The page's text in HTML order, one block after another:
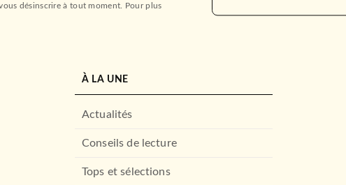
désinscrire à tout moment. Pour plus
À LA UNE
Actualités
Conseils de lecture
Tops et sélections